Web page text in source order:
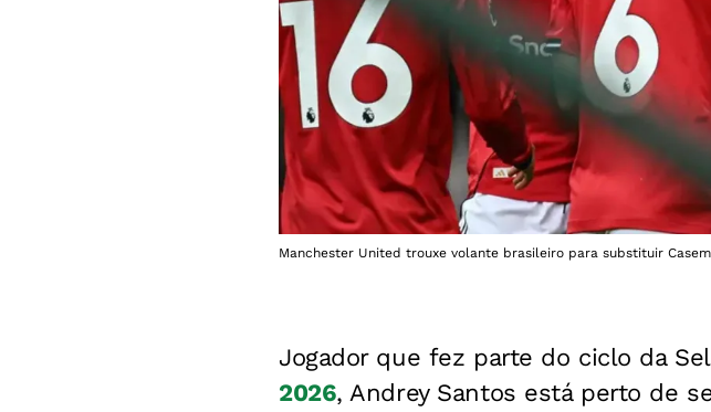
Manchester United trouxe volante brasileiro para substituir
Jogador que fez parte do ciclo da
2026, Andrey Santos está perto de